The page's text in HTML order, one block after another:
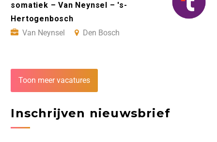
somatiek – Van Neynsel – 's-
Hertogenbosch
Van Neynsel
Den Bosch
Toon meer vacatures
Inschrijven nieuwsbrief